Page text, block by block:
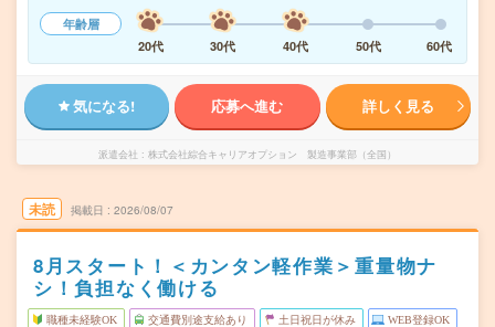
年齢層
20代
30代 40代 50代 60代
気になる! 応募へ進む 詳しく見る
派遣会社 株式会社綜合キャリアオプション 製造事業部（全国）
未読 掲載日 2026/08/07
8月スタート！＜カンタン軽作業＞重量物ナ
シ！負担なく働ける
職種未経験OK 交通費別途支給あり 土日祝日が休み WEB登録OK